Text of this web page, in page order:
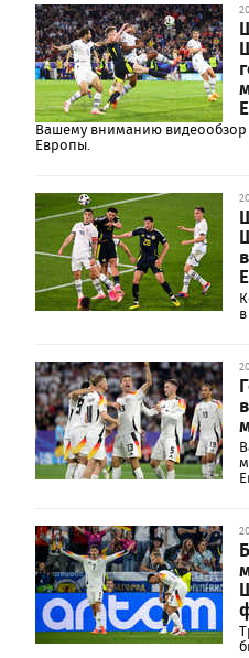
Вашему вниманию
Европы.